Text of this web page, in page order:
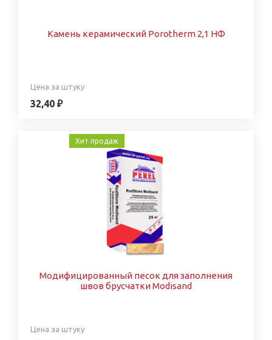
Камень керамический Porotherm 2,1 НФ
Цена за штуку
32,40 ₽
Хит продаж
Модифицированный песок для заполнения
швов брусчатки Modisand
Цена за штуку